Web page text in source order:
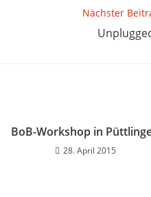
Nächster
BoB-Workshop in
28. April 2015